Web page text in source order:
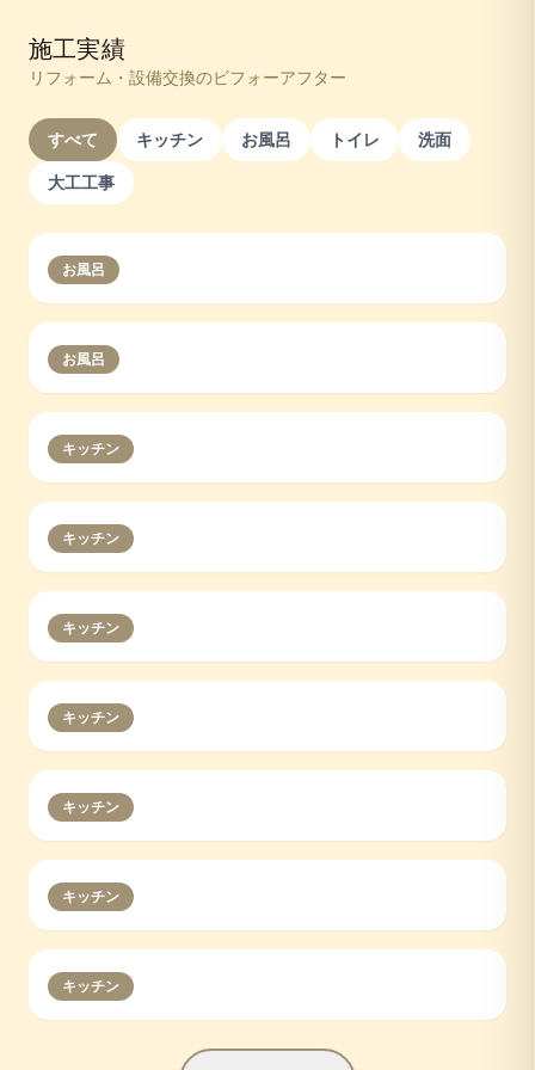
施工実績
リフォーム・設備交換のビフォーアフター
すべて キッチン お風呂 トイレ
洗面
大工工事
お風呂
お風呂
キッチン
キッチン
キッチン
キッチン
キッチン
キッチン
キッチン